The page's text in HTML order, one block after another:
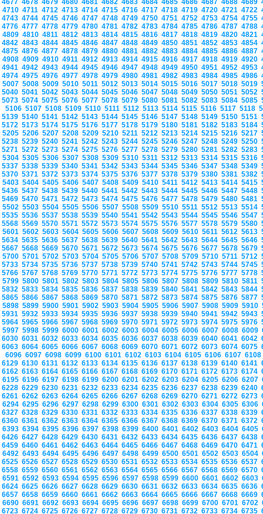
4677 4678 4679 4680 4681 4682 4683 4684 4685 4686 4687 4688 4689
4710 4711 4712 4713 4714 4715 4716 4717 4718 4719 4720 4721 4722
4743 4744 4745 4746 4747 4748 4749 4750 4751 4752 4753 4754 4755
4776 4777 4778 4779 4780 4781 4782 4783 4784 4785 4786 4787 4788
4809 4810 4811 4812 4813 4814 4815 4816 4817 4818 4819 4820 4821
4842 4843 4844 4845 4846 4847 4848 4849 4850 4851 4852 4853 4854
4875 4876 4877 4878 4879 4880 4881 4882 4883 4884 4885 4886 4887
4908 4909 4910 4911 4912 4913 4914 4915 4916 4917 4918 4919 4920
4941 4942 4943 4944 4945 4946 4947 4948 4949 4950 4951 4952 4953
4974 4975 4976 4977 4978 4979 4980 4981 4982 4983 4984 4985 4986
5007 5008 5009 5010 5011 5012 5013 5014 5015 5016 5017 5018 5019
5040 5041 5042 5043 5044 5045 5046 5047 5048 5049 5050 5051 5052
5073 5074 5075 5076 5077 5078 5079 5080 5081 5082 5083 5084 5085
5106 5107 5108 5109 5110 5111 5112 5113 5114 5115 5116 5117 5118
5139 5140 5141 5142 5143 5144 5145 5146 5147 5148 5149 5150 5151
5172 5173 5174 5175 5176 5177 5178 5179 5180 5181 5182 5183 5184
5205 5206 5207 5208 5209 5210 5211 5212 5213 5214 5215 5216 5217
5238 5239 5240 5241 5242 5243 5244 5245 5246 5247 5248 5249 5250
5271 5272 5273 5274 5275 5276 5277 5278 5279 5280 5281 5282 5283
5304 5305 5306 5307 5308 5309 5310 5311 5312 5313 5314 5315 5316
5337 5338 5339 5340 5341 5342 5343 5344 5345 5346 5347 5348 5349
5370 5371 5372 5373 5374 5375 5376 5377 5378 5379 5380 5381 5382
5403 5404 5405 5406 5407 5408 5409 5410 5411 5412 5413 5414 5415
5436 5437 5438 5439 5440 5441 5442 5443 5444 5445 5446 5447 5448
5469 5470 5471 5472 5473 5474 5475 5476 5477 5478 5479 5480 5481
5502 5503 5504 5505 5506 5507 5508 5509 5510 5511 5512 5513 5514
5535 5536 5537 5538 5539 5540 5541 5542 5543 5544 5545 5546 5547
5568 5569 5570 5571 5572 5573 5574 5575 5576 5577 5578 5579 5580
5601 5602 5603 5604 5605 5606 5607 5608 5609 5610 5611 5612 5613
5634 5635 5636 5637 5638 5639 5640 5641 5642 5643 5644 5645 5646
5667 5668 5669 5670 5671 5672 5673 5674 5675 5676 5677 5678 5679
5700 5701 5702 5703 5704 5705 5706 5707 5708 5709 5710 5711 5712
5733 5734 5735 5736 5737 5738 5739 5740 5741 5742 5743 5744 5745
5766 5767 5768 5769 5770 5771 5772 5773 5774 5775 5776 5777 5778
5799 5800 5801 5802 5803 5804 5805 5806 5807 5808 5809 5810 5811
5832 5833 5834 5835 5836 5837 5838 5839 5840 5841 5842 5843 5844
5865 5866 5867 5868 5869 5870 5871 5872 5873 5874 5875 5876 5877
5898 5899 5900 5901 5902 5903 5904 5905 5906 5907 5908 5909 5910
5931 5932 5933 5934 5935 5936 5937 5938 5939 5940 5941 5942 5943
5964 5965 5966 5967 5968 5969 5970 5971 5972 5973 5974 5975 5976
5997 5998 5999 6000 6001 6002 6003 6004 6005 6006 6007 6008 6009
6030 6031 6032 6033 6034 6035 6036 6037 6038 6039 6040 6041 6042
6063 6064 6065 6066 6067 6068 6069 6070 6071 6072 6073 6074 6075
6096 6097 6098 6099 6100 6101 6102 6103 6104 6105 6106 6107
6129 6130 6131 6132 6133 6134 6135 6136 6137 6138 6139 6140 6141
6162 6163 6164 6165 6166 6167 6168 6169 6170 6171 6172 6173 6174
6195 6196 6197 6198 6199 6200 6201 6202 6203 6204 6205 6206 6207
6228 6229 6230 6231 6232 6233 6234 6235 6236 6237 6238 6239 6240
6261 6262 6263 6264 6265 6266 6267 6268 6269 6270 6271 6272 6273
6294 6295 6296 6297 6298 6299 6300 6301 6302 6303 6304 6305 6306
6327 6328 6329 6330 6331 6332 6333 6334 6335 6336 6337 6338 6339
6360 6361 6362 6363 6364 6365 6366 6367 6368 6369 6370 6371 6372
6393 6394 6395 6396 6397 6398 6399 6400 6401 6402 6403 6404 6405
6426 6427 6428 6429 6430 6431 6432 6433 6434 6435 6436 6437 6438
6459 6460 6461 6462 6463 6464 6465 6466 6467 6468 6469 6470 6471
6492 6493 6494 6495 6496 6497 6498 6499 6500 6501 6502 6503 6504
6525 6526 6527 6528 6529 6530 6531 6532 6533 6534 6535 6536 6537
6558 6559 6560 6561 6562 6563 6564 6565 6566 6567 6568 6569 6570
6591 6592 6593 6594 6595 6596 6597 6598 6599 6600 6601 6602 6603
6624 6625 6626 6627 6628 6629 6630 6631 6632 6633 6634 6635 6636
6657 6658 6659 6660 6661 6662 6663 6664 6665 6666 6667 6668 6669
6690 6691 6692 6693 6694 6695 6696 6697 6698 6699 6700 6701 6702
6723 6724 6725 6726 6727 6728 6729 6730 6731 6732 6733 6734 6735